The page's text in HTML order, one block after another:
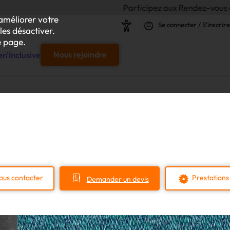
votre
désactiver.
page.
Participez aux Rendez-vous de
Se connecter / S'inscrire
Nous rejoindre
contacter Demander un devis Prestations